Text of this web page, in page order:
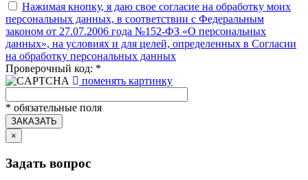
Нажимая кнопку, я даю свое согласие на обработку моих
персональных данных, в соответствии с Федеральным
законом от 27.07.2006 года №152-ФЗ «О персональных
данных», на условиях и для целей, определенных в Согласии
на обработку персональных данных
Проверочный код: *
поменять картинку
* обязательные поля
ЗАКАЗАТЬ
×
Задать вопрос